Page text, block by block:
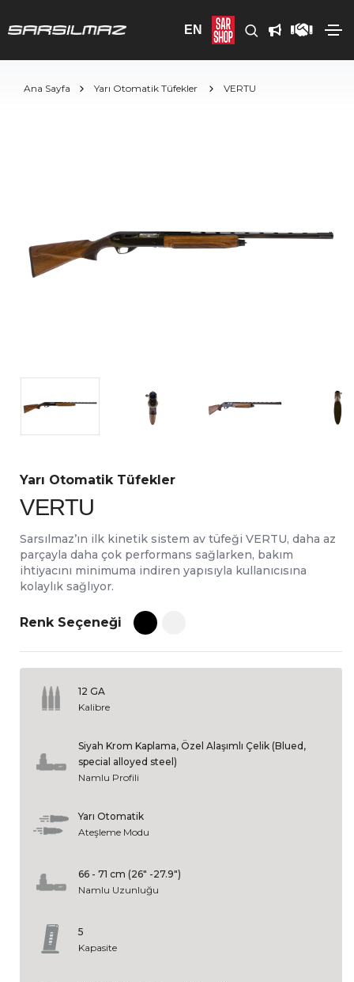
EN
Ana Sayfa Yarı Otomatik Tüfekler VERTU
Yarı Otomatik Tüfekler
VERTU
Sarsılmaz’ın ilk kinetik sistem av tüfeği VERTU, daha az
parçayla daha çok performans sağlarken, bakım
ihtiyacını minimuma indiren yapısıyla kullanıcısına
kolaylık sağlıyor.
Renk Seçeneği
12 GA
Kalibre
Siyah Krom Kaplama, Özel Alaşımlı Çelik (Blued,
special alloyed steel)
Namlu Profili
Yarı Otomatik
Ateşleme Modu
66 - 71 cm (26" -27.9")
Namlu Uzunluğu
5
Kapasite